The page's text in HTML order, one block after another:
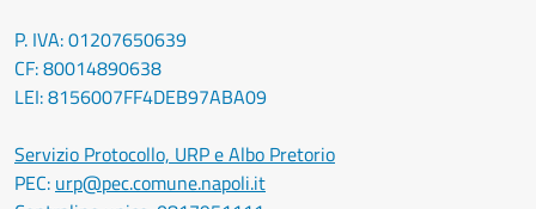
P. IVA: 01207650639
CF: 80014890638
LEI: 8156007FF4DEB97ABA09
Servizio Protocollo, URP e Albo Pretorio
PEC: urp@pec.comune.napoli.it